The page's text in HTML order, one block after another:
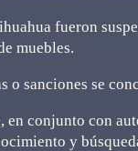
fueron
muebles.
o sanciones se
conjunto con
y